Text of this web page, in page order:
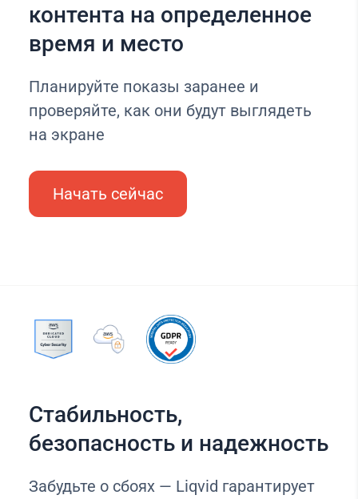
контента на определенное
время и место
Планируйте показы заранее и
проверяйте, как они будут выглядеть
на экране
Начать сейчас
Стабильность,
безопасность и надежность
Забудьте о сбоях — Liqvid гарантирует